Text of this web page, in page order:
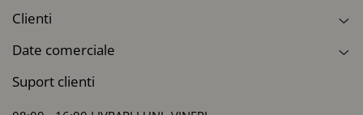
Clienti
Date comerciale
Suport clienti